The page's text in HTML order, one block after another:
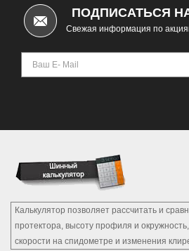
ПОДПИСАТЬСЯ
Свежая информация по
Калькулятор позволяет рассчитать и
протектора, высоту профиля и
скорости на спидометре и изменения